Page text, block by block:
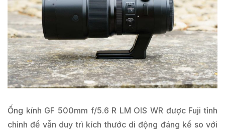
Ống kính GF 500mm f/5.6 R LM OIS WR được Fuji tỉnh
chỉnh để vẫn duy trì kích thước di động đáng kể so với